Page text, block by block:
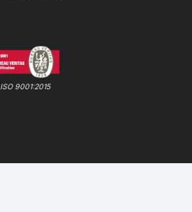
ISO 9001:2015